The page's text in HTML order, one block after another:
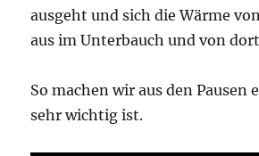
ausgeht und sich die Wärme
aus im Unterbauch und von
So machen wir aus den Pausen
sehr wichtig ist.